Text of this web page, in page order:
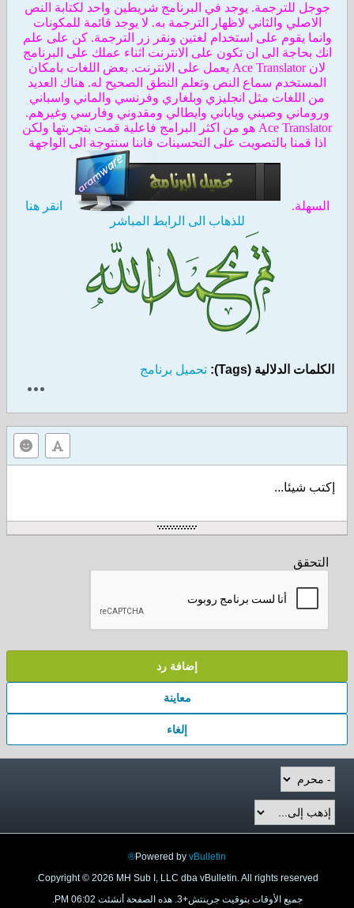
جوجل للترجمة. يوجد في البرنامج شريطين واحد لكتابة النص
الاصلي والثاني لاظهار الترجمة به. لا يوجد قائمة للمكونات
وانما يقوم على استخدام لغتين ونقر زر الترجمة. كن على علم
انك بحاجة الى ان تكون على الانترنت اثناء عملك على البرنامج
لان Ace Translator يعمل على الانترنت. بعض اللغات بامكان
المستخدم سماع النص وتعلم النطق الصحيح له. هناك العديد
من اللغات مثل انجليزي وبلغاري وفرنسي والماني واسباني
وروماني وصيني وياباني وايطالي ومقدوني وفارسي وغيرهم.
Ace Translator هو من اكثر البرامج فاعلية قمت بتجربتها ولكن
اذا قمنا بالتصويت على التحسينات فاننا سنتوجة الى الواجهة
السهلة.
انقر هنا
للذهاب الى الرابط المباشر
الكلمات الدلالية (Tags): تحميل برنامج
إكتب شيئا...
التحقق
إضافة رد
معاينة
إلغاء
Powered by vBulletin®
Copyright © 2026 MH Sub I, LLC dba vBulletin. All rights reserved.
جميع الأوقات بتوقيت جرينتش+3. هذه الصفحة أنشئت 06:02 PM.